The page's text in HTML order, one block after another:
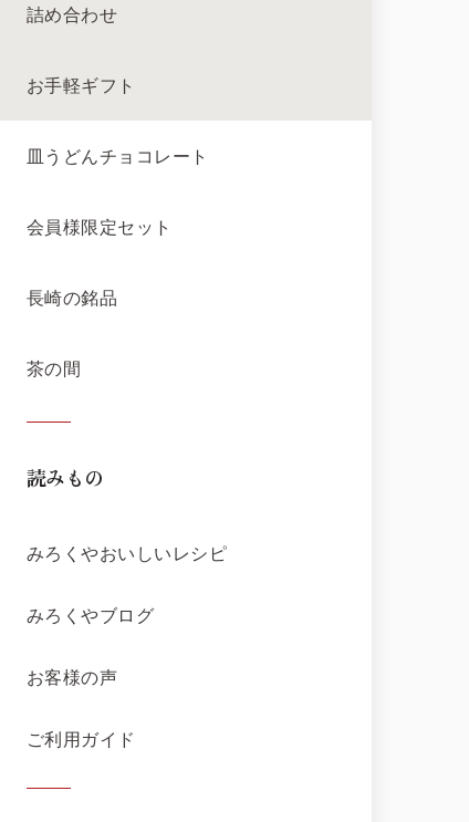
詰め合わせ
お手軽ギフト
皿うどんチョコレート
会員様限定セット
長崎の銘品
茶の間
読みもの
みろくやおいしいレシピ
みろくやブログ
お客様の声
ご利用ガイド